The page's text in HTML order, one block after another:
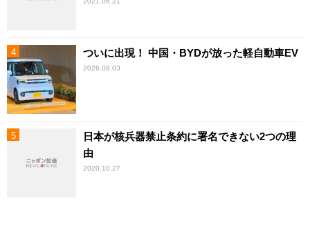
ついに出現！ 中国・BYDが放った軽自動車EV
2026.08.03
日本が核兵器禁止条約に署名できない2つの理
由
2020.10.27